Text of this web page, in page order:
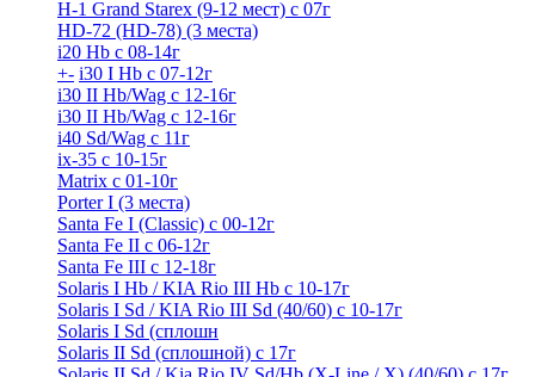
H-1 Grand Starex (9-12 мест) с 07г
HD-72 (HD-78) (3 места)
i20 Hb с 08-14г
+- i30 I Hb с 07-12г
i30 II Hb/Wag с 12-16г
i30 II Hb/Wag с 12-16г
i40 Sd/Wag с 11г
ix-35 с 10-15г
Matrix с 01-10г
Porter I (3 места)
Santa Fe I (Classic) с 00-12г
Santa Fe II с 06-12г
Santa Fe III c 12-18г
Solaris I Hb / KIA Rio III Hb с 10-17г
Solaris I Sd / KIA Rio III Sd (40/60) с 10-17г
Solaris I Sd (сплошн
Solaris II Sd (сплошной) с 17г